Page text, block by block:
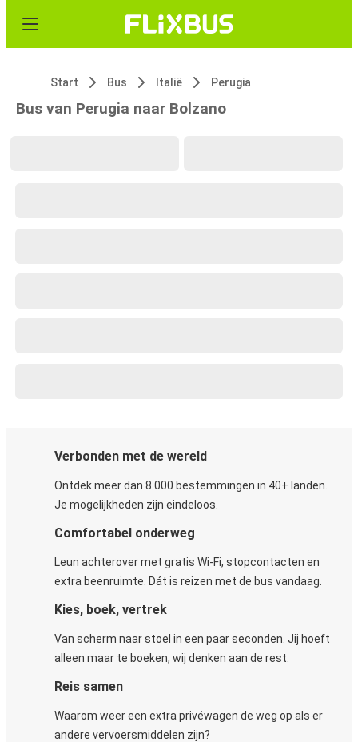
Start Bus Italië Perugia
Bus van Perugia naar Bolzano
Verbonden met de wereld
Ontdek meer dan 8.000 bestemmingen in 40+ landen.
Je mogelijkheden zijn eindeloos.
Comfortabel onderweg
Leun achterover met gratis Wi-Fi, stopcontacten en
extra beenruimte. Dát is reizen met de bus vandaag.
Kies, boek, vertrek
Van scherm naar stoel in een paar seconden. Jij hoeft
alleen maar te boeken, wij denken aan de rest.
Reis samen
Waarom weer een extra privéwagen de weg op als er
andere vervoersmiddelen zijn?